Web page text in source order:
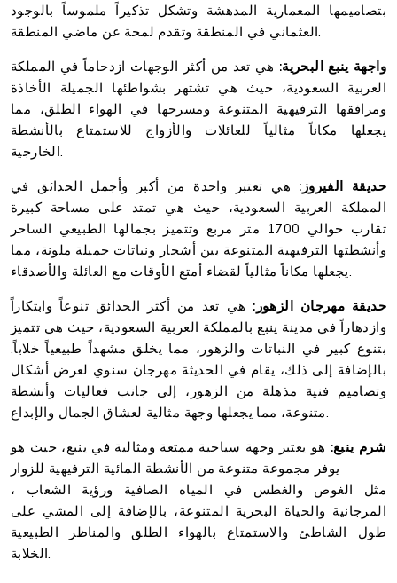
بتصاميمها المعمارية المدهشة وتشكل تذكيراً ملموساً بالوجود
واجهة ينبع البحرية: هي تعد من أكثر الوجهات ازدحاماً في المملكة
العربية السعودية، حيث هي تشتهر بشواطئها الجميلة الأخاذة
ومرافقها الترفيهية المتنوعة ومسرحها في الهواء الطلق، مما
يجعلها مكاناً مثالياً للعائلات والأزواج للاستمتاع بالأنشطة
حديقة الفيروز: هي تعتبر واحدة من أكبر وأجمل الحدائق في
المملكة العربية السعودية، حيث هي تمتد على مساحة كبيرة
تقارب حوالي 1700 متر مربع وتتميز بجمالها الطبيعي الساحر
وأنشطتها الترفيهية المتنوعة بين أشجار ونباتات جميلة ملونة، مما
حديقة مهرجان الزهور: هي تعد من أكثر الحدائق تنوعاً وابتكاراً
وازدهاراً في مدينة ينبع بالمملكة العربية السعودية، حيث هي تتميز
بتنوع كبير في النباتات والزهور، مما يخلق مشهداً طبيعياً خلاباً.
بالإضافة إلى ذلك، يقام في الحديثة مهرجان سنوي لعرض أشكال
وتصاميم فنية مذهلة من الزهور، إلى جانب فعاليات وأنشطة
شرم ينبع: هو يعتبر وجهة سياحية ممتعة ومثالية في ينبع، حيث هو
يوفر مجموعة متنوعة من الأنشطة المائية الترفيهية للزوار
، مثل الغوص والغطس في المياه الصافية ورؤية الشعاب
المرجانية والحياة البحرية المتنوعة، بالإضافة إلى المشي على
طول الشاطئ والاستمتاع بالهواء الطلق والمناظر الطبيعية